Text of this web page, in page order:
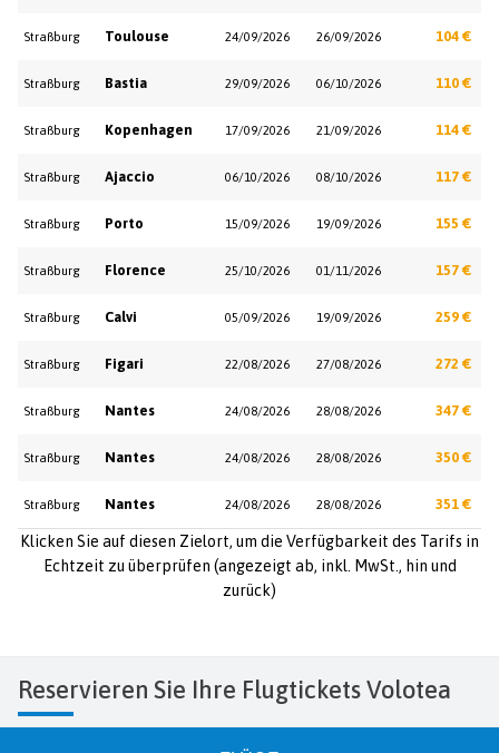
Straßburg Toulouse 24/09/2026 26/09/2026 104 €
Straßburg Bastia 29/09/2026 06/10/2026 110 €
Straßburg Kopenhagen 17/09/2026 21/09/2026 114 €
Straßburg Ajaccio 06/10/2026 08/10/2026 117 €
Straßburg Porto 15/09/2026 19/09/2026 155 €
Straßburg Florence 25/10/2026 01/11/2026 157 €
Straßburg Calvi 05/09/2026 19/09/2026 259 €
Straßburg Figari 22/08/2026 27/08/2026 272 €
Straßburg Nantes 24/08/2026 28/08/2026 347 €
Straßburg Nantes 24/08/2026 28/08/2026 350 €
Straßburg Nantes 24/08/2026 28/08/2026 351 €
Klicken Sie auf diesen Zielort, um die Verfügbarkeit des Tarifs in
Echtzeit zu überprüfen (angezeigt ab, inkl. MwSt., hin und
zurück)
Reservieren Sie Ihre Flugtickets Volotea